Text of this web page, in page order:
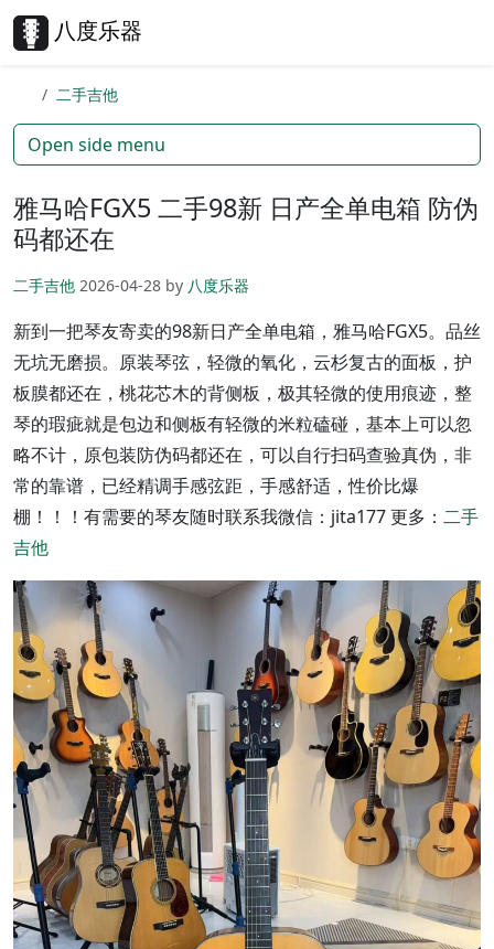
Skip to content
Skip to footer
八度乐器
二手吉他
雅马哈FGX5 二手98新 日产全单电箱 防伪
码都还在
二手吉他 2026-04-28 by 八度乐器
新到一把琴友寄卖的98新日产全单电箱，雅马哈FGX5。品丝
无坑无磨损。原装琴弦，轻微的氧化，云杉复古的面板，护
板膜都还在，桃花芯木的背侧板，极其轻微的使用痕迹，整
琴的瑕疵就是包边和侧板有轻微的米粒磕碰，基本上可以忽
略不计，原包装防伪码都还在，可以自行扫码查验真伪，非
常的靠谱，已经精调手感弦距，手感舒适，性价比爆
棚！！！有需要的琴友随时联系我微信：jita177 更多： 二手
吉他
Open side menu